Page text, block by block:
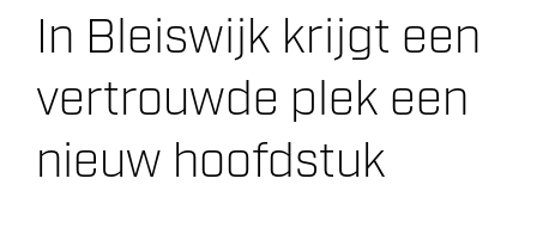
Projecten
Over ons
In Bleiswijk krijgt een
vertrouwde plek een
nieuw hoofdstuk